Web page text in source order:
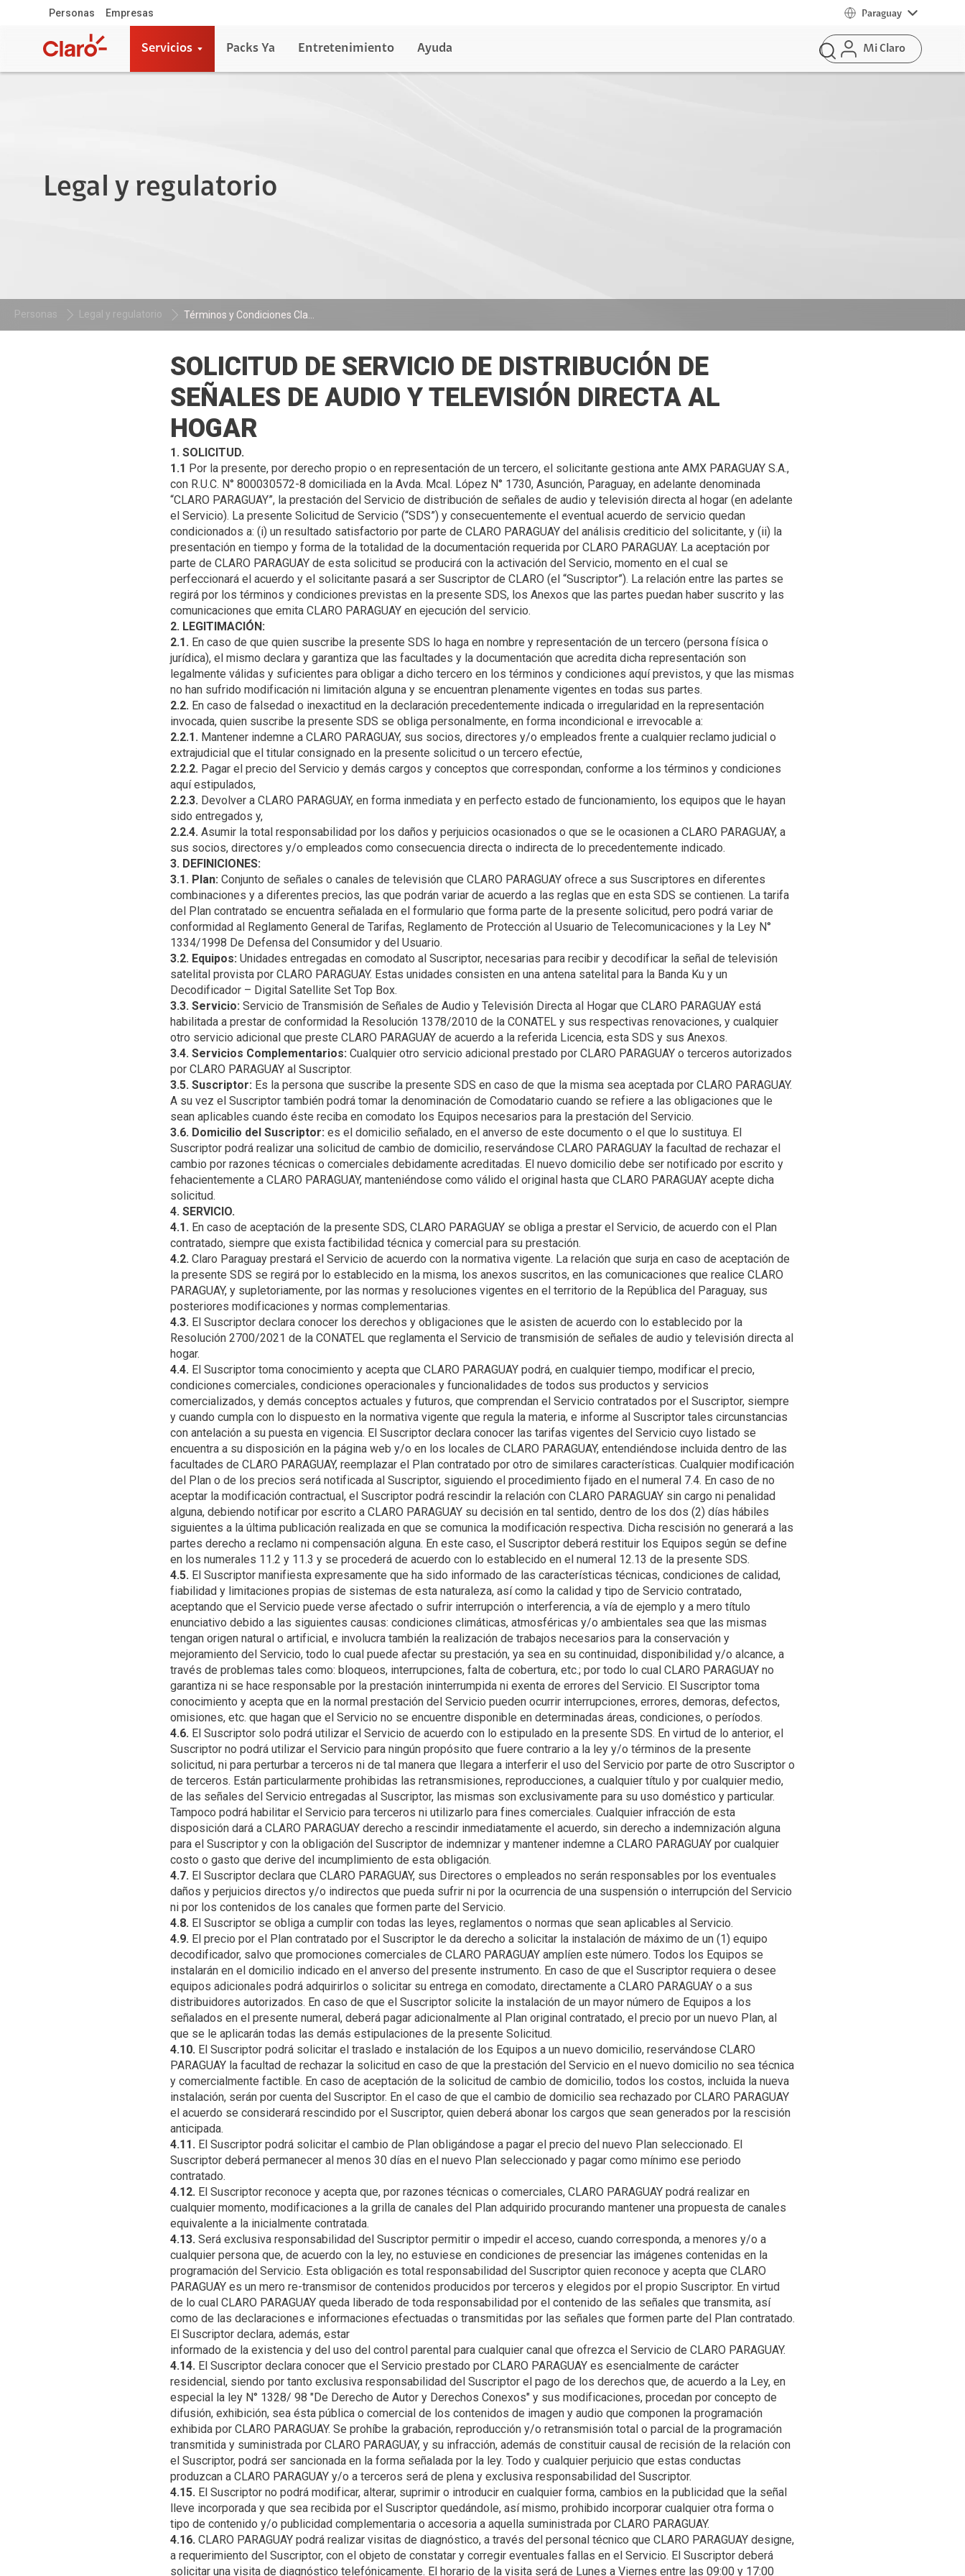
Personas Empresas Paraguay
Servicios Packs Ya Entretenimiento Ayuda Mi Claro
Legal y regulatorio
Personas Legal y regulatorio Términos y Condiciones Cla...
SOLICITUD DE SERVICIO DE DISTRIBUCIÓN DE
SEÑALES DE AUDIO Y TELEVISIÓN DIRECTA AL
HOGAR
1. SOLICITUD.
1.1 Por la presente, por derecho propio o en representación de un tercero, el solicitante gestiona ante AMX PARAGUAY S.A.,
con R.U.C. N° 800030572-8 domiciliada en la Avda. Mcal. López N° 1730, Asunción, Paraguay, en adelante denominada
“CLARO PARAGUAY”, la prestación del Servicio de distribución de señales de audio y televisión directa al hogar (en adelante
el Servicio). La presente Solicitud de Servicio (“SDS”) y consecuentemente el eventual acuerdo de servicio quedan
condicionados a: (i) un resultado satisfactorio por parte de CLARO PARAGUAY del análisis crediticio del solicitante, y (ii) la
presentación en tiempo y forma de la totalidad de la documentación requerida por CLARO PARAGUAY. La aceptación por
parte de CLARO PARAGUAY de esta solicitud se producirá con la activación del Servicio, momento en el cual se
perfeccionará el acuerdo y el solicitante pasará a ser Suscriptor de CLARO (el “Suscriptor”). La relación entre las partes se
regirá por los términos y condiciones previstas en la presente SDS, los Anexos que las partes puedan haber suscrito y las
2. LEGITIMACIÓN:
2.1. En caso de que quien suscribe la presente SDS lo haga en nombre y representación de un tercero (persona física o
jurídica), el mismo declara y garantiza que las facultades y la documentación que acredita dicha representación son
legalmente válidas y suficientes para obligar a dicho tercero en los términos y condiciones aquí previstos, y que las mismas
2.2. En caso de falsedad o inexactitud en la declaración precedentemente indicada o irregularidad en la representación
2.2.1. Mantener indemne a CLARO PARAGUAY, sus socios, directores y/o empleados frente a cualquier reclamo judicial o
2.2.2. Pagar el precio del Servicio y demás cargos y conceptos que correspondan, conforme a los términos y condiciones
2.2.3. Devolver a CLARO PARAGUAY, en forma inmediata y en perfecto estado de funcionamiento, los equipos que le hayan
2.2.4. Asumir la total responsabilidad por los daños y perjuicios ocasionados o que se le ocasionen a CLARO PARAGUAY, a
3. DEFINICIONES:
3.1. Plan: Conjunto de señales o canales de televisión que CLARO PARAGUAY ofrece a sus Suscriptores en diferentes
combinaciones y a diferentes precios, las que podrán variar de acuerdo a las reglas que en esta SDS se contienen. La tarifa
del Plan contratado se encuentra señalada en el formulario que forma parte de la presente solicitud, pero podrá variar de
conformidad al Reglamento General de Tarifas, Reglamento de Protección al Usuario de Telecomunicaciones y la Ley N°
3.2. Equipos: Unidades entregadas en comodato al Suscriptor, necesarias para recibir y decodificar la señal de televisión
satelital provista por CLARO PARAGUAY. Estas unidades consisten en una antena satelital para la Banda Ku y un
3.3. Servicio: Servicio de Transmisión de Señales de Audio y Televisión Directa al Hogar que CLARO PARAGUAY está
habilitada a prestar de conformidad la Resolución 1378/2010 de la CONATEL y sus respectivas renovaciones, y cualquier
3.4. Servicios Complementarios: Cualquier otro servicio adicional prestado por CLARO PARAGUAY o terceros autorizados
3.5. Suscriptor: Es la persona que suscribe la presente SDS en caso de que la misma sea aceptada por CLARO PARAGUAY.
A su vez el Suscriptor también podrá tomar la denominación de Comodatario cuando se refiere a las obligaciones que le
3.6. Domicilio del Suscriptor: es el domicilio señalado, en el anverso de este documento o el que lo sustituya. El
Suscriptor podrá realizar una solicitud de cambio de domicilio, reservándose CLARO PARAGUAY la facultad de rechazar el
cambio por razones técnicas o comerciales debidamente acreditadas. El nuevo domicilio debe ser notificado por escrito y
fehacientemente a CLARO PARAGUAY, manteniéndose como válido el original hasta que CLARO PARAGUAY acepte dicha
4. SERVICIO.
4.1. En caso de aceptación de la presente SDS, CLARO PARAGUAY se obliga a prestar el Servicio, de acuerdo con el Plan
4.2. Claro Paraguay prestará el Servicio de acuerdo con la normativa vigente. La relación que surja en caso de aceptación de
la presente SDS se regirá por lo establecido en la misma, los anexos suscritos, en las comunicaciones que realice CLARO
PARAGUAY, y supletoriamente, por las normas y resoluciones vigentes en el territorio de la República del Paraguay, sus
4.3. El Suscriptor declara conocer los derechos y obligaciones que le asisten de acuerdo con lo establecido por la
Resolución 2700/2021 de la CONATEL que reglamenta el Servicio de transmisión de señales de audio y televisión directa al
4.4. El Suscriptor toma conocimiento y acepta que CLARO PARAGUAY podrá, en cualquier tiempo, modificar el precio,
condiciones comerciales, condiciones operacionales y funcionalidades de todos sus productos y servicios
comercializados, y demás conceptos actuales y futuros, que comprendan el Servicio contratados por el Suscriptor, siempre
y cuando cumpla con lo dispuesto en la normativa vigente que regula la materia, e informe al Suscriptor tales circunstancias
con antelación a su puesta en vigencia. El Suscriptor declara conocer las tarifas vigentes del Servicio cuyo listado se
encuentra a su disposición en la página web y/o en los locales de CLARO PARAGUAY, entendiéndose incluida dentro de las
facultades de CLARO PARAGUAY, reemplazar el Plan contratado por otro de similares características. Cualquier modificación
del Plan o de los precios será notificada al Suscriptor, siguiendo el procedimiento fijado en el numeral 7.4. En caso de no
aceptar la modificación contractual, el Suscriptor podrá rescindir la relación con CLARO PARAGUAY sin cargo ni penalidad
alguna, debiendo notificar por escrito a CLARO PARAGUAY su decisión en tal sentido, dentro de los dos (2) días hábiles
siguientes a la última publicación realizada en que se comunica la modificación respectiva. Dicha rescisión no generará a las
partes derecho a reclamo ni compensación alguna. En este caso, el Suscriptor deberá restituir los Equipos según se define
4.5. El Suscriptor manifiesta expresamente que ha sido informado de las características técnicas, condiciones de calidad,
fiabilidad y limitaciones propias de sistemas de esta naturaleza, así como la calidad y tipo de Servicio contratado,
aceptando que el Servicio puede verse afectado o sufrir interrupción o interferencia, a vía de ejemplo y a mero título
enunciativo debido a las siguientes causas: condiciones climáticas, atmosféricas y/o ambientales sea que las mismas
tengan origen natural o artificial, e involucra también la realización de trabajos necesarios para la conservación y
mejoramiento del Servicio, todo lo cual puede afectar su prestación, ya sea en su continuidad, disponibilidad y/o alcance, a
través de problemas tales como: bloqueos, interrupciones, falta de cobertura, etc.; por todo lo cual CLARO PARAGUAY no
garantiza ni se hace responsable por la prestación ininterrumpida ni exenta de errores del Servicio. El Suscriptor toma
conocimiento y acepta que en la normal prestación del Servicio pueden ocurrir interrupciones, errores, demoras, defectos,
4.6. El Suscriptor solo podrá utilizar el Servicio de acuerdo con lo estipulado en la presente SDS. En virtud de lo anterior, el
Suscriptor no podrá utilizar el Servicio para ningún propósito que fuere contrario a la ley y/o términos de la presente
solicitud, ni para perturbar a terceros ni de tal manera que llegara a interferir el uso del Servicio por parte de otro Suscriptor o
de terceros. Están particularmente prohibidas las retransmisiones, reproducciones, a cualquier título y por cualquier medio,
de las señales del Servicio entregadas al Suscriptor, las mismas son exclusivamente para su uso doméstico y particular.
Tampoco podrá habilitar el Servicio para terceros ni utilizarlo para fines comerciales. Cualquier infracción de esta
disposición dará a CLARO PARAGUAY derecho a rescindir inmediatamente el acuerdo, sin derecho a indemnización alguna
para el Suscriptor y con la obligación del Suscriptor de indemnizar y mantener indemne a CLARO PARAGUAY por cualquier
4.7. El Suscriptor declara que CLARO PARAGUAY, sus Directores o empleados no serán responsables por los eventuales
daños y perjuicios directos y/o indirectos que pueda sufrir ni por la ocurrencia de una suspensión o interrupción del Servicio
4.8.
4.9. El precio por el Plan contratado por el Suscriptor le da derecho a solicitar la instalación de máximo de un (1) equipo
decodificador, salvo que promociones comerciales de CLARO PARAGUAY amplíen este número. Todos los Equipos se
instalarán en el domicilio indicado en el anverso del presente instrumento. En caso de que el Suscriptor requiera o desee
equipos adicionales podrá adquirirlos o solicitar su entrega en comodato, directamente a CLARO PARAGUAY o a sus
distribuidores autorizados. En caso de que el Suscriptor solicite la instalación de un mayor número de Equipos a los
señalados en el presente numeral, deberá pagar adicionalmente al Plan original contratado, el precio por un nuevo Plan, al
4.10. El Suscriptor podrá solicitar el traslado e instalación de los Equipos a un nuevo domicilio, reservándose CLARO
PARAGUAY la facultad de rechazar la solicitud en caso de que la prestación del Servicio en el nuevo domicilio no sea técnica
y comercialmente factible. En caso de aceptación de la solicitud de cambio de domicilio, todos los costos, incluida la nueva
instalación, serán por cuenta del Suscriptor. En el caso de que el cambio de domicilio sea rechazado por CLARO PARAGUAY
el acuerdo se considerará rescindido por el Suscriptor, quien deberá abonar los cargos que sean generados por la rescisión
4.11. El Suscriptor podrá solicitar el cambio de Plan obligándose a pagar el precio del nuevo Plan seleccionado. El
Suscriptor deberá permanecer al menos 30 días en el nuevo Plan seleccionado y pagar como mínimo ese periodo
4.12. El Suscriptor reconoce y acepta que, por razones técnicas o comerciales, CLARO PARAGUAY podrá realizar en
cualquier momento, modificaciones a la grilla de canales del Plan adquirido procurando mantener una propuesta de canales
4.13. Será exclusiva responsabilidad del Suscriptor permitir o impedir el acceso, cuando corresponda, a menores y/o a
cualquier persona que, de acuerdo con la ley, no estuviese en condiciones de presenciar las imágenes contenidas en la
programación del Servicio. Esta obligación es total responsabilidad del Suscriptor quien reconoce y acepta que CLARO
PARAGUAY es un mero re-transmisor de contenidos producidos por terceros y elegidos por el propio Suscriptor. En virtud
de lo cual CLARO PARAGUAY queda liberado de toda responsabilidad por el contenido de las señales que transmita, así
como de las declaraciones e informaciones efectuadas o transmitidas por las señales que formen parte del Plan contratado.
El Suscriptor declara, además, estar
4.14. El Suscriptor declara conocer que el Servicio prestado por CLARO PARAGUAY es esencialmente de carácter
residencial, siendo por tanto exclusiva responsabilidad del Suscriptor el pago de los derechos que, de acuerdo a la Ley, en
especial la ley N° 1328/ 98 "De Derecho de Autor y Derechos Conexos" y sus modificaciones, procedan por concepto de
difusión, exhibición, sea ésta pública o comercial de los contenidos de imagen y audio que componen la programación
exhibida por CLARO PARAGUAY. Se prohíbe la grabación, reproducción y/o retransmisión total o parcial de la programación
transmitida y suministrada por CLARO PARAGUAY, y su infracción, además de constituir causal de recisión de la relación con
el Suscriptor, podrá ser sancionada en la forma señalada por la ley. Todo y cualquier perjuicio que estas conductas
4.15. El Suscriptor no podrá modificar, alterar, suprimir o introducir en cualquier forma, cambios en la publicidad que la señal
lleve incorporada y que sea recibida por el Suscriptor quedándole, así mismo, prohibido incorporar cualquier otra forma o
4.16. CLARO PARAGUAY podrá realizar visitas de diagnóstico, a través del personal técnico que CLARO PARAGUAY designe,
a requerimiento del Suscriptor, con el objeto de constatar y corregir eventuales fallas en el Servicio. El Suscriptor deberá
solicitar una visita de diagnóstico telefónicamente. El horario de la visita será de Lunes a Viernes entre las 09:00 y 17:00